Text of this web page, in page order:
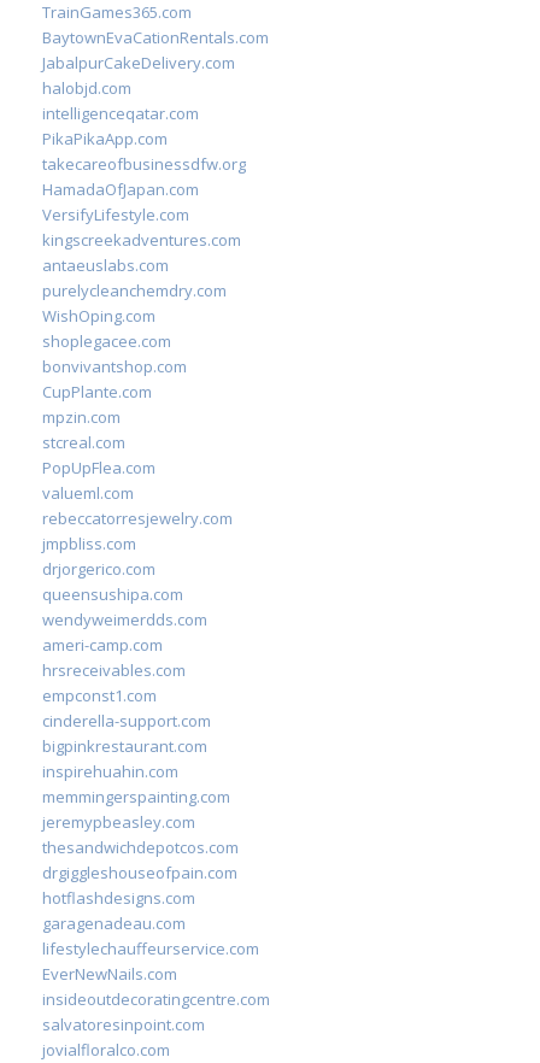
TrainGames365.com
BaytownEvaCationRentals.com
JabalpurCakeDelivery.com
halobjd.com
intelligenceqatar.com
PikaPikaApp.com
takecareofbusinessdfw.org
HamadaOfJapan.com
VersifyLifestyle.com
kingscreekadventures.com
antaeuslabs.com
purelycleanchemdry.com
WishOping.com
shoplegacee.com
bonvivantshop.com
CupPlante.com
mpzin.com
stcreal.com
PopUpFlea.com
valueml.com
rebeccatorresjewelry.com
jmpbliss.com
drjorgerico.com
queensushipa.com
wendyweimerdds.com
ameri-camp.com
hrsreceivables.com
empconst1.com
cinderella-support.com
bigpinkrestaurant.com
inspirehuahin.com
memmingerspainting.com
jeremypbeasley.com
thesandwichdepotcos.com
drgiggleshouseofpain.com
hotflashdesigns.com
garagenadeau.com
lifestylechauffeurservice.com
EverNewNails.com
insideoutdecoratingcentre.com
salvatoresinpoint.com
jovialfloralco.com